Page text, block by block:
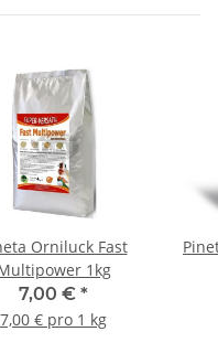
Orniluck Fast
1kg
7,00 € *
7,00 € pro 1 kg